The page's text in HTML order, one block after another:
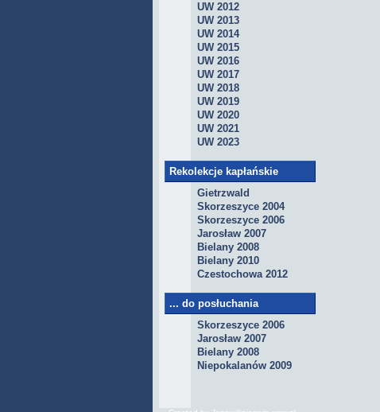
UW 2012
UW 2013
UW 2014
UW 2015
UW 2016
UW 2017
UW 2018
UW 2019
UW 2020
UW 2021
UW 2023
Rekolekcje kapłańskie
Gietrzwald
Skorzeszyce 2004
Skorzeszyce 2006
Jarosław 2007
Bielany 2008
Bielany 2010
Czestochowa 2012
... do posłuchania
Skorzeszyce 2006
Jarosław 2007
Bielany 2008
Niepokalanów 2009